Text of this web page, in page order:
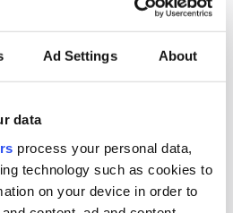
Ad Settings About
data
process your personal data,
technology such as cookies to
on your device in order to
ger sig ut på en två dagars
blir det flera klassiska